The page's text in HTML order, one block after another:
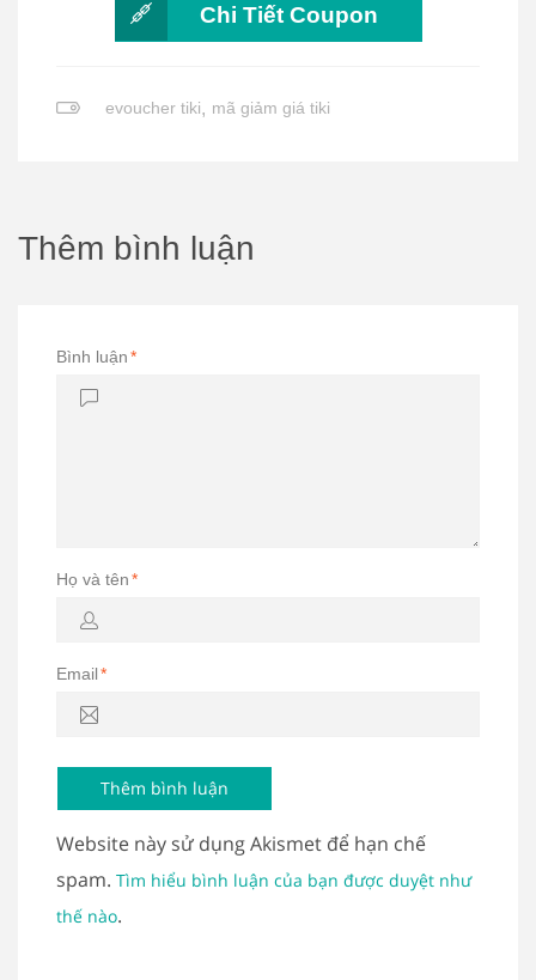
Chi Tiết Coupon
evoucher tiki, mã giảm giá tiki
Thêm bình luận
Bình luận*
Họ và tên*
Email*
Website này sử dụng Akismet để hạn chế
spam. Tìm hiểu bình luận của bạn được duyệt như
thế nào.